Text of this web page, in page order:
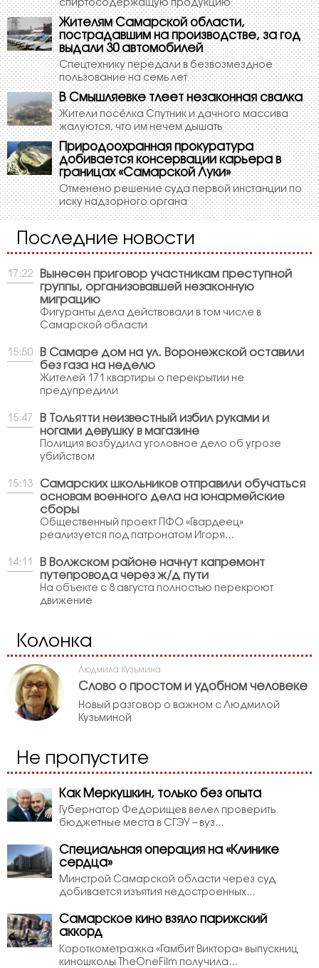
спиртосодержащую продукцию
Жителям Самарской области,
пострадавшим на производстве, за год
выдали 30 автомобилей
Спецтехнику передали в безвозмездное
пользование на семь лет
В Смышляевке тлеет незаконная свалка
Жители посёлка Спутник и дачного массива
жалуются, что им нечем дышать
Природоохранная прокуратура
добивается консервации карьера в
границах «Самарской Луки»
Отменено решение суда первой инстанции по
иску надзорного органа
Последние новости
17:22
Вынесен приговор участникам преступной
группы, организовавшей незаконную
миграцию
Фигуранты дела действовали в том числе в
Самарской области
15:50
В Самаре дом на ул. Воронежской оставили
без газа на неделю
Жителей 171 квартиры о перекрытии не
предупредили
15:47
В Тольятти неизвестный избил руками и
ногами девушку в магазине
Полиция возбудила уголовное дело об угрозе
убийством
15:13
Самарских школьников отправили обучаться
основам военного дела на юнармейские
сборы
Общественный проект ПФО «Гвардеец»
реализуется под патронатом Игоря...
14:11
В Волжском районе начнут капремонт
путепровода через ж/д пути
На объекте с 8 августа полностью перекроют
движение
Колонка
Людмила Кузьмина
Слово о простом и удобном человеке
Новый разговор о важном с Людмилой
Кузьминой
Не пропустите
Как Меркушкин, только без опыта
Губернатор Федорищев велел проверить
бюджетные места в СГЭУ – вуз...
Специальная операция на «Клинике
сердца»
Минстрой Самарской области через суд
добивается изъятия недостроенных...
Самарское кино взяло парижский
аккорд
Короткометражка «Гамбит Виктора» выпускниц
киношколы TheOneFilm получила...